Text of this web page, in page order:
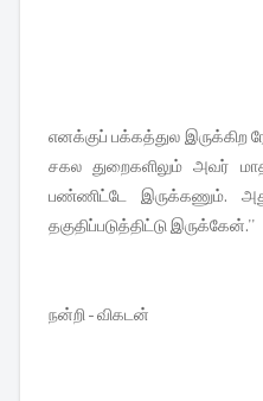
எனக்குப் பக்கத்துல இருக்கிற
சகல துறைகளிலும் அவர்
பண்ணிட்டே இருக்கணும்.
தகுதிப்படுத்திட்டு இருக்கேன்.''
நன்றி - விகடன்